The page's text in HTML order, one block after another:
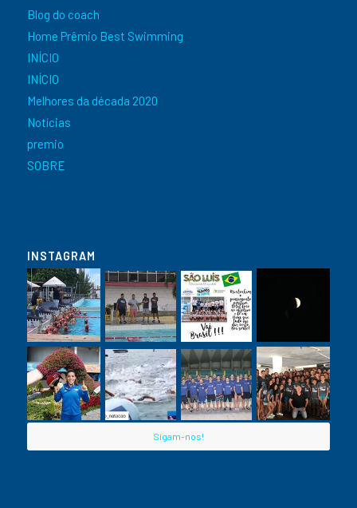
Blog do coach
Home Prêmio Best Swimming
INÍCIO
INÍCIO
Melhores da década 2020
Notícias
premio
SOBRE
INSTAGRAM
Sigam-nos!